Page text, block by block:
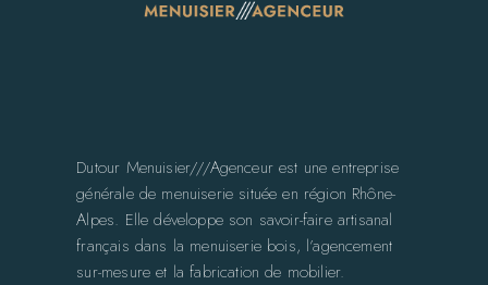
Dutour Menuisier///Agenceur est une entreprise
générale de menuiserie située en région Rhône-
Alpes. Elle développe son savoir-faire artisanal
français dans la menuiserie bois, l’agencement
sur-mesure et la fabrication de mobilier.